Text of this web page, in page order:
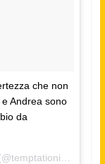
che non
Andrea sono
da
in data: